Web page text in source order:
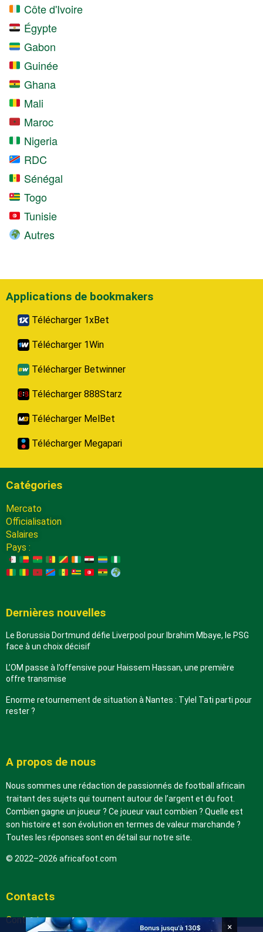
Côte d'Ivoire
Égypte
Gabon
Guinée
Ghana
Mali
Maroc
Nigeria
RDC
Sénégal
Togo
Tunisie
Autres
Applications de bookmakers
Télécharger 1xBet
Télécharger 1Win
Télécharger Betwinner
Télécharger 888Starz
Télécharger MelBet
Télécharger Megapari
Catégories
Mercato
Officialisation
Salaires
Pays :
Dernières nouvelles
Le Borussia Dortmund défie Liverpool pour Ibrahim Mbaye, le PSG
face à un choix décisif
L’OM passe à l’offensive pour Haissem Hassan, une première
offre transmise
Enorme retournement de situation à Nantes : Tylel Tati parti pour
rester ?
A propos de nous
Nous sommes une rédaction de passionnés de football africain
traitant des sujets qui tournent autour de l’argent et du foot.
Combien gagne un joueur ? Ce joueur vaut combien ? Quelle est
son histoire et son évolution en termes de valeur marchande ?
Toutes les réponses sont en détail sur notre site.
© 2022–2026 africafoot.com
Contacts
Contactez-nous ×